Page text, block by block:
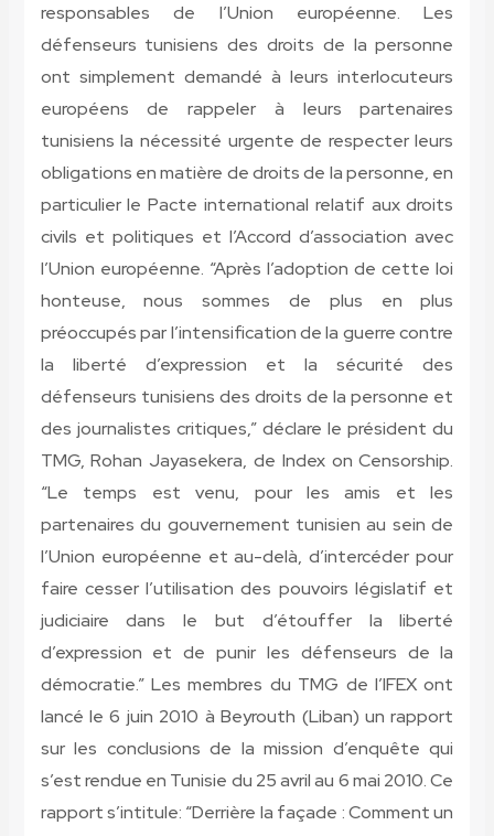
responsables de l’Union européenne. Les
défenseurs tunisiens des droits de la personne
ont simplement demandé à leurs interlocuteurs
européens de rappeler à leurs partenaires
tunisiens la nécessité urgente de respecter leurs
obligations en matière de droits de la personne, en
particulier le Pacte international relatif aux droits
civils et politiques et l’Accord d’association avec
l’Union européenne. “Après l’adoption de cette loi
honteuse, nous sommes de plus en plus
préoccupés par l’intensification de la guerre contre
la liberté d’expression et la sécurité des
défenseurs tunisiens des droits de la personne et
des journalistes critiques,” déclare le président du
TMG, Rohan Jayasekera, de Index on Censorship.
“Le temps est venu, pour les amis et les
partenaires du gouvernement tunisien au sein de
l’Union européenne et au-delà, d’intercéder pour
faire cesser l’utilisation des pouvoirs législatif et
judiciaire dans le but d’étouffer la liberté
d’expression et de punir les défenseurs de la
démocratie.” Les membres du TMG de l’IFEX ont
lancé le 6 juin 2010 à Beyrouth (Liban) un rapport
sur les conclusions de la mission d’enquête qui
s’est rendue en Tunisie du 25 avril au 6 mai 2010. Ce
rapport s’intitule: “Derrière la façade : Comment un